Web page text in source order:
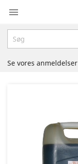

Se vores anmeldelser